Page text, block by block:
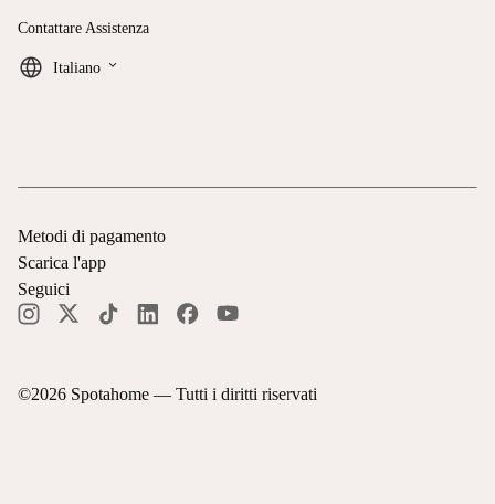
Contattare Assistenza
Italiano keyboard_arrow_down
©2026 Spotahome — Tutti i diritti riservati
Metodi di pagamento
Scarica l'app
Seguici